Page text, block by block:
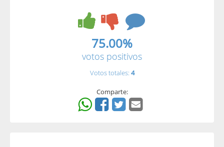
75.00%
votos positivos
Votos totales: 4
Comparte: